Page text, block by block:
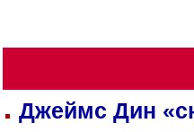
Джеймс Дин